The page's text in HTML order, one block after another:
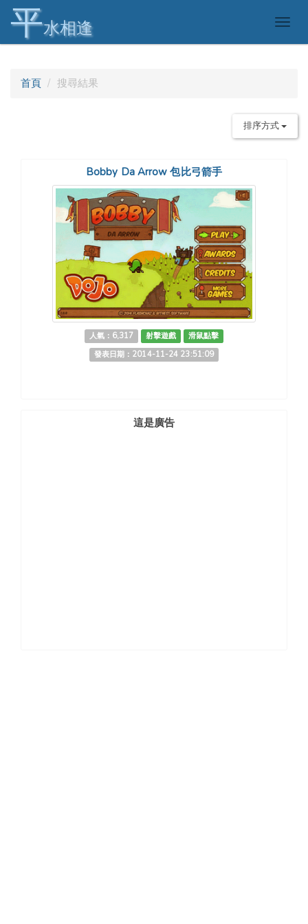
平水相逢
首頁 搜尋結果
排序方式
Bobby Da Arrow 包比弓箭手
人氣：6,317 射擊遊戲
滑鼠點擊
發表日期：2014-11-24 23:51:09
這是廣告